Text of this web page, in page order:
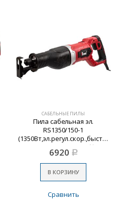
САБЕЛЬНЫЕ ПИЛЫ
Пила сабельная эл.
RS1350/150-1
(1350Вт,эл.регул.скор.,быстро-
зажимн.крепление №1
6920 Р
В КОРЗИНУ
Сравнить